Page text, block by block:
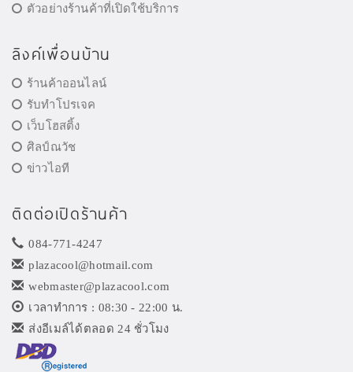
ตัวอย่างร้านค้าที่เปิดใช้บริการ
ลิงค์เพื่อนบ้าน
ร้านค้าออนไลน์
รับทำโปรเจค
เว็บโฮสติ้ง
ศิลป์ณวัช
ข่าวไอที
ติดต่อเปิดร้านค้า
084-771-4247
plazacool@hotmail.com
webmaster@plazacool.com
เวลาทำการ : 08:30 - 22:00 น.
ส่งอีเมล์ได้ตลอด 24 ชั่วโมง